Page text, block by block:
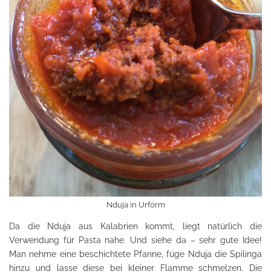
Nduja in Urform
Da die Nduja aus Kalabrien kommt, liegt natürlich die
Verwendung für Pasta nahe. Und siehe da – sehr gute Idee!
Man nehme eine beschichtete Pfanne, füge Nduja die Spilinga
hinzu und lasse diese bei kleiner Flamme schmelzen. Die